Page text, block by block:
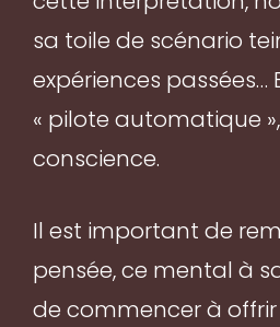
sa toile de scénario
expériences passées…
« pilote automatique
conscience.
Il est important de
pensée, ce mental à
de commencer à